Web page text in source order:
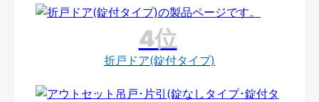
折戸ドア(錠付タイプ)